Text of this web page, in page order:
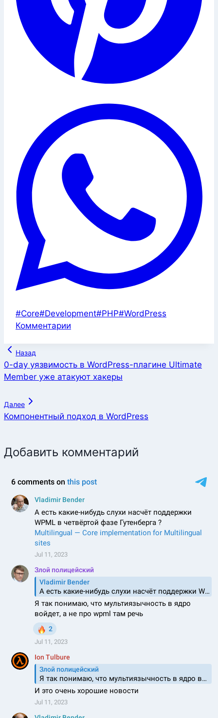
Метки
записи:
#Core#Development#PHP#WordPress
Комментарии
Навигация
по
записям
Назад
0-day уязвимость в WordPress-плагине Ultimate
Member уже атакуют хакеры
Далее
Компонентный подход в WordPress
Добавить комментарий